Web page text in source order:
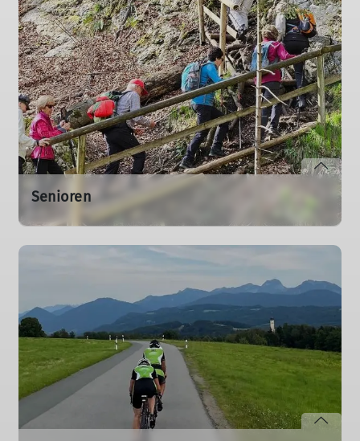
Naturerlebnissen.
mehr erfahren
Senioren
Gemütliche Wanderungen, geselliges Beisammensein
und kleine Bergtouren für alle, die entspannt aktiv
mehr erfahren